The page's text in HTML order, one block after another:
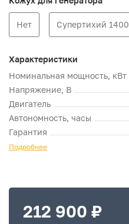
Нет Супертихий 1400
Характеристики
Номинальная мощность, кВт
Напряжение, В
Двигатель
Автономность, часы
Гарантия
Подробнее
212 900 ₽